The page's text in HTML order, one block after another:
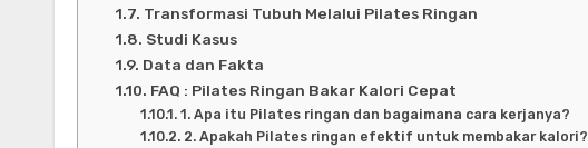
Transformasi Tubuh Melalui Pilates Ringan
Studi Kasus
Data dan Fakta
FAQ : Pilates Ringan Bakar Kalori Cepat
1. Apa itu Pilates ringan dan bagaimana cara kerjanya?
2. Apakah Pilates ringan efektif untuk membakar kalori?